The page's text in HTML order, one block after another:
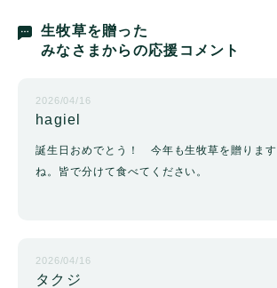
生牧草を贈った
みなさまからの応援コメント
2026/04/16
hagiel
誕生日おめでとう！ 今年も生牧草を贈ります
ね。皆で分けて食べてください。
2026/04/16
タクジ